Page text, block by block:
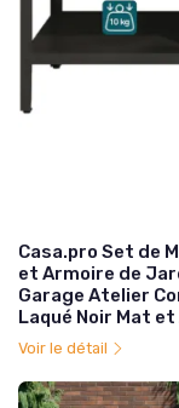
Casa.pro Set de
et Armoire de
Garage Atelier
Laqué Noir Mat
Voir le détail